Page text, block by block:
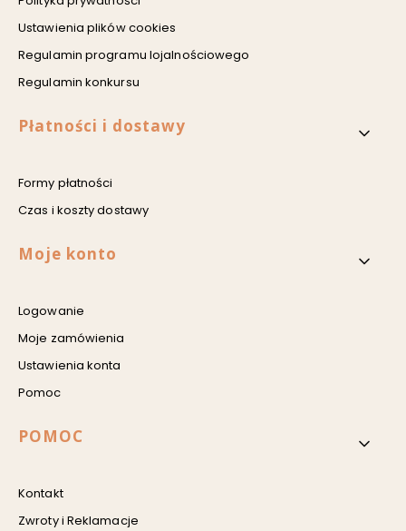
Ustawienia plików cookies
Regulamin programu lojalnościowego
Regulamin konkursu
Płatności i dostawy
Formy płatności
Czas i koszty dostawy
Moje konto
Logowanie
Moje zamówienia
Ustawienia konta
Pomoc
POMOC
Kontakt
Zwroty i Reklamacje